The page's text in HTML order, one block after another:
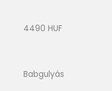
4490 HUF
Babgulyás